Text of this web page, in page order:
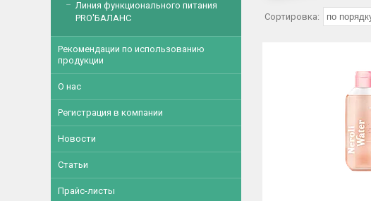
Линия функционального питания
PRO'БАЛАНС
Рекомендации по использованию
продукции
О нас
Регистрация в компании
Новости
Статьи
Прайс-листы